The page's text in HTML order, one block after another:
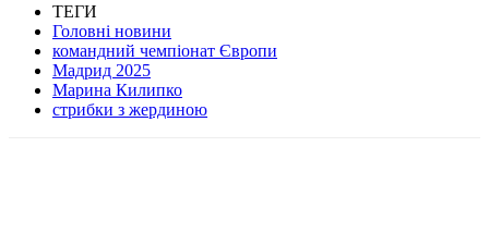
ТЕГИ
Головні новини
командний чемпіонат Європи
Мадрид 2025
Марина Килипко
стрибки з жердиною